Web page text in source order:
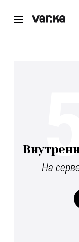
На